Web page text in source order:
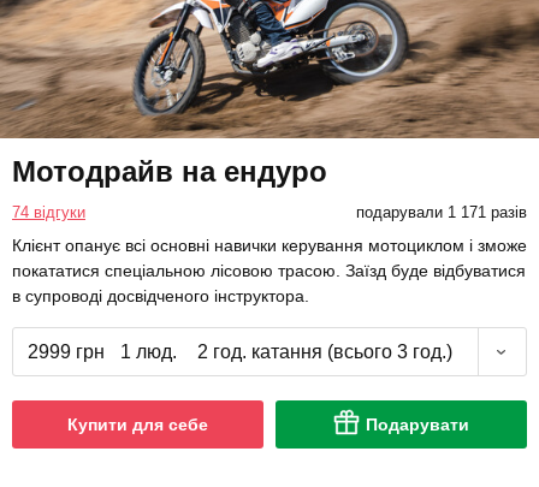
Мотодрайв на ендуро
74 відгуки подарували 1 171 разів
Клієнт опанує всі основні навички керування мотоциклом і зможе
покататися спеціальною лісовою трасою. Заїзд буде відбуватися
в супроводі досвідченого інструктора.
2999 грн 1 люд. 2 год. катання (всього 3 год.)
Купити для себе Подарувати